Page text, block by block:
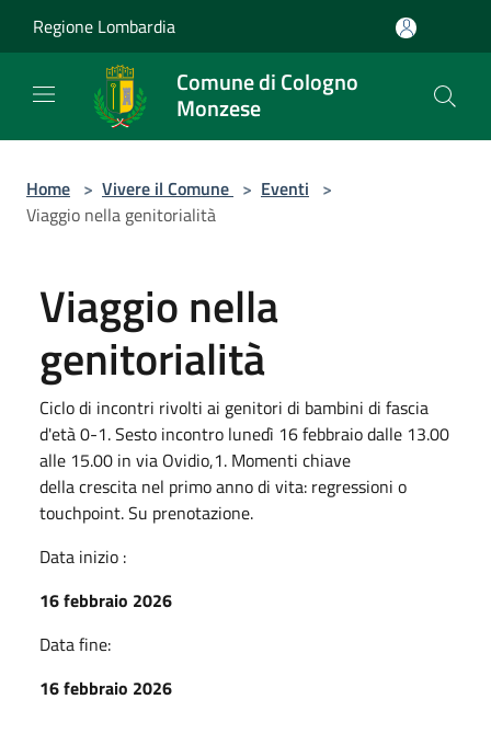
Regione Lombardia
Comune di Cologno
Monzese
Home > Vivere il Comune > Eventi >
Viaggio nella genitorialità
Viaggio nella
genitorialità
Ciclo di incontri rivolti ai genitori di bambini di fascia
d'età 0-1. Sesto incontro lunedì 16 febbraio dalle 13.00
alle 15.00 in via Ovidio,1. Momenti chiave
della crescita nel primo anno di vita: regressioni o
touchpoint. Su prenotazione.
Data inizio :
16 febbraio 2026
Data fine:
16 febbraio 2026